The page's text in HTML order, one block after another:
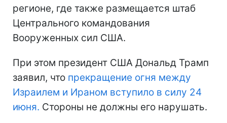
регионе, где также размещается штаб
Центрального командования
Вооруженных сил США.
При этом президент США Дональд Трамп
заявил, что прекращение огня между
Израилем и Ираном вступило в силу 24
июня. Стороны не должны его нарушать.